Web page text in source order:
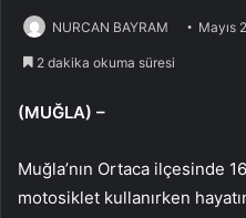
NURCAN BAYRAM Mayıs
2 dakika okuma süresi
(MUĞLA) –
Muğla’nın Ortaca ilçesinde
motosiklet kullanırken